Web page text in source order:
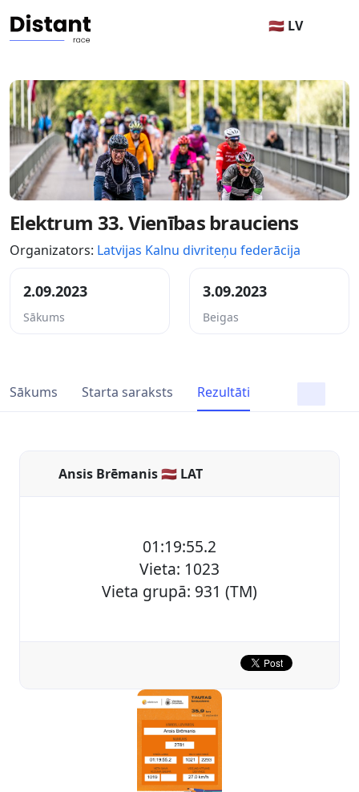
🇱🇻 LV
Elektrum 33. Vienības brauciens
Organizators: Latvijas Kalnu divriteņu federācija
2.09.2023
Sākums
3.09.2023
Beigas
Sākums Starta saraksts Rezultāti
Ansis Brēmanis 🇱🇻 LAT
01:19:55.2
Vieta: 1023
Vieta grupā: 931 (TM)